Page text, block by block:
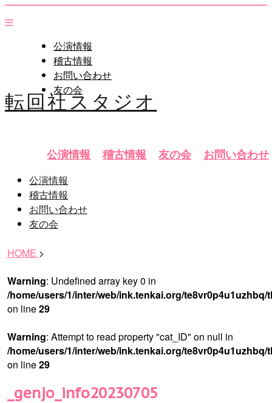
公演情報
稽古情報
お問い合わせ
友の会
転回社スタジオ
公演情報 稽古情報 友の会 お問い合わせ
公演情報
稽古情報
お問い合わせ
友の会
HOME >
Warning: Undefined array key 0 in
/home/users/1/inter/web/ink.tenkai.org/
on line29
Warning: Attempt to read property "cat_ID" on null in
/home/users/1/inter/web/ink.tenkai.org/
on line29
_genjo_info20230705